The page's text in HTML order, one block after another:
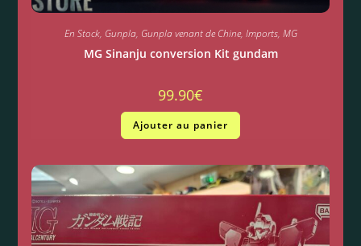
En Stock, Gunpla, Gunpla venant de Chine, Imports, MG
MG Sinanju conversion Kit gundam
99.90€
Ajouter au panier